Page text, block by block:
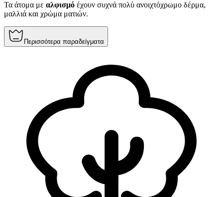
Τα άτομα με αλφισμό έχουν συχνά πολύ ανοιχτόχρωμο δέρμα,
μαλλιά και χρώμα ματιών.
Περισσότερα παραδείγματα